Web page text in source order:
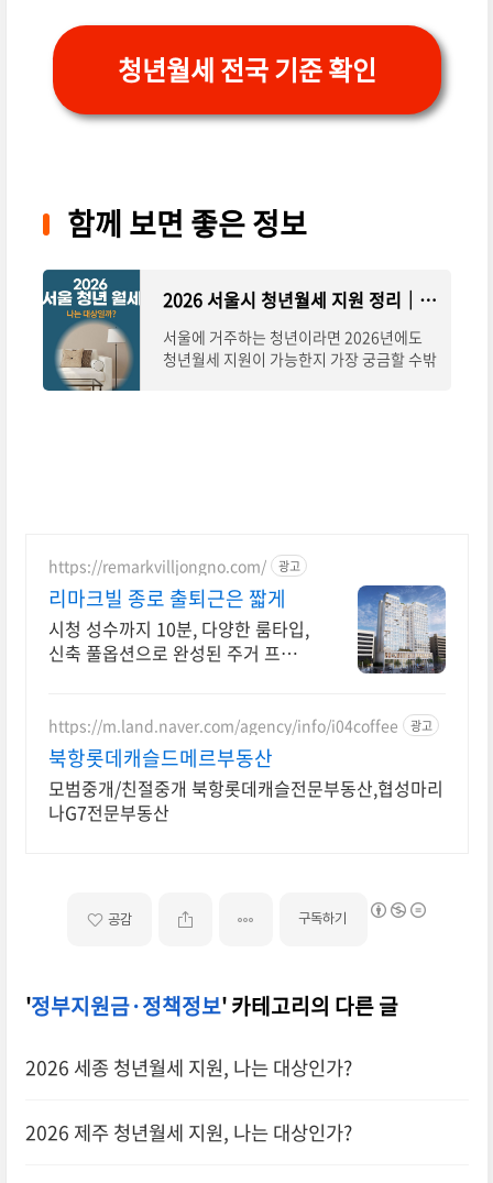
청년월세 전국 기준 확인
함께 보면 좋은 정보
2026 서울시 청년월세 지원 정리｜이 경우엔 됩니다
서울에 거주하는 청년이라면 2026년에도
청년월세 지원이 가능한지 가장 궁금할 수밖
https://remarkvilljongno.com/ 광고
리마크빌 종로 출퇴근은 짧게
시청 성수까지 10분, 다양한 룸타입,
신축 풀옵션으로 완성된 주거 프리미
https://m.land.naver.com/agency/info/i04coffee 광고
북항롯데캐슬드메르부동산
모범중개/친절중개 북항롯데캐슬전문부동산,협성마리
나G7전문부동산
공감 구독하기
'정부지원금·정책정보' 카테고리의 다른 글
2026 세종 청년월세 지원, 나는 대상인가?
2026 제주 청년월세 지원, 나는 대상인가?